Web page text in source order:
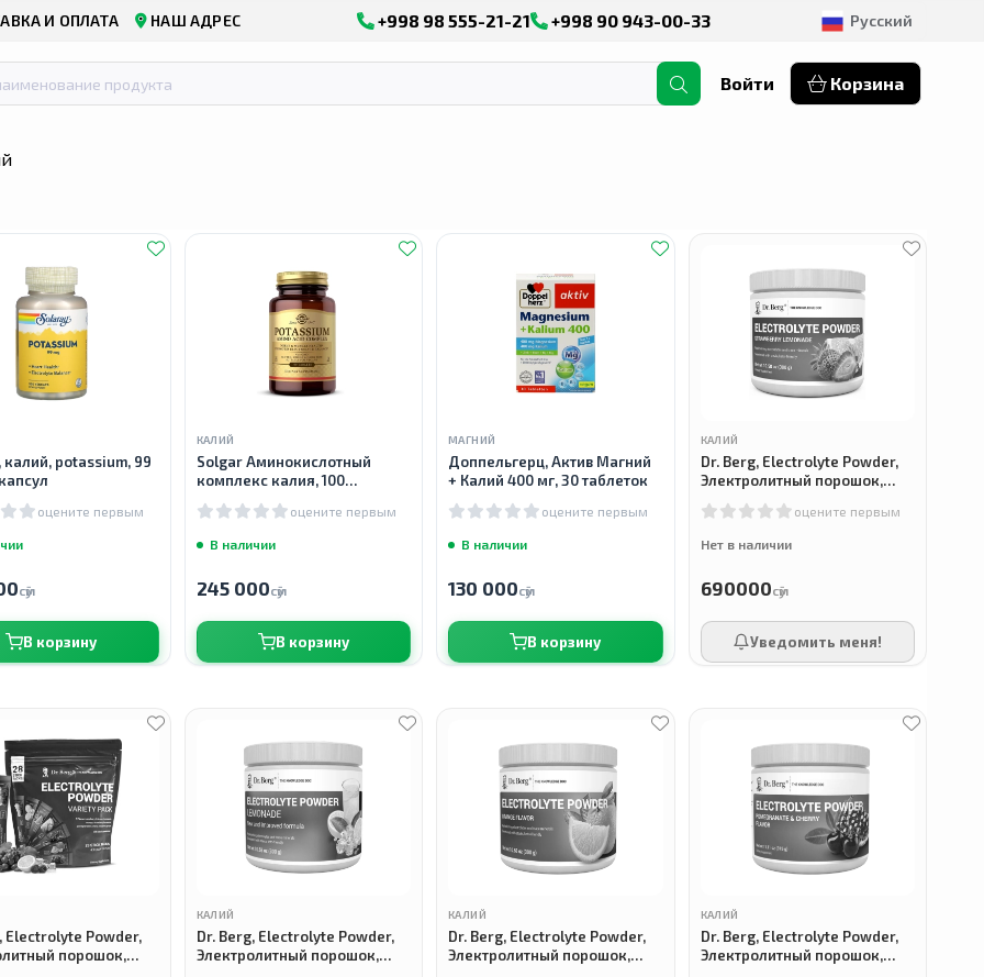
И ОПЛАТА НАШ АДРЕС +998 98 555-21-21 +998 90 943-00-33 Русский
Войти Корзина
калий, potassium, 99
оцените первым
сӯм
В корзину
КАЛИЙ
Solgar Аминокислотный
комплекс калия, 100
оцените первым
В наличии
245 000сӯм
В корзину
МАГНИЙ
Доппельгерц, Актив Магний
+ Калий 400 мг, 30 таблеток
оцените первым
В наличии
130 000сӯм
В корзину
КАЛИЙ
Dr. Berg, Electrolyte Powder,
Электролитный порошок,
оцените первым
Нет в наличии
690000сӯм
Уведомить меня!
Electrolyte Powder,
порошок,
КАЛИЙ
Dr. Berg, Electrolyte Powder,
Электролитный порошок,
КАЛИЙ
Dr. Berg, Electrolyte Powder,
Электролитный порошок,
КАЛИЙ
Dr. Berg, Electrolyte Powder,
Электролитный порошок,